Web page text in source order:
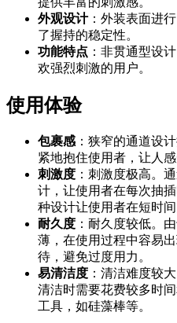
外观设计：外装表面进
了握持的稳定性。
功能特点 ：非贯通型设
欢强烈刺激的用户。
使用体验
包裹感 ：狭窄的通道设
紧地抱住使用者，让人
刺激度 ：刺激度极高。
计，让使用者在每次抽
种设计让使用者在短时
耐久度 ：耐久度较低。
薄，在使用过程中容易
待，避免过度用力。
易清洁度 ：清洁难度较
清洁时需要花费较多时
工具，如硅藻棒等。